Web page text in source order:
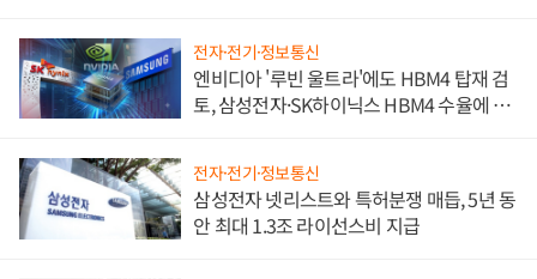
전자·전기·정보통신
엔비디아 '루빈 울트라'에도 HBM4 탑재 검
토, 삼성전자·SK하이닉스 HBM4 수율에 주
전자·전기·정보통신
삼성전자 넷리스트와 특허분쟁 매듭, 5년 동
안 최대 1.3조 라이선스비 지급